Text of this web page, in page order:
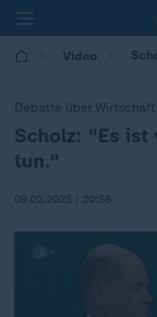
Video
Debatte über Wirtschaft
:
Scholz: "Es ist
tun."
09.02.2025 | 20:56